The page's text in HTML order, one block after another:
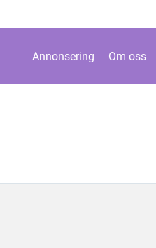
Annonsering Om oss